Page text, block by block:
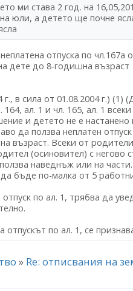
ми става 2 год. на
юли, а детето ще почне
отпуска по чл.167а
дете до 8-годишна възраст
в сила от 01.08.2004 г.) (1)
164, ал. 1 и чл. 165, ал. 1
и детето не е
да ползва неплатен
възраст. Всеки от
(осиновител) с негово
наведнъж или на
бъде по-малка от 5
по ал. 1, трябва да
отпускът по ал. 1, се
» Re: отписвания на